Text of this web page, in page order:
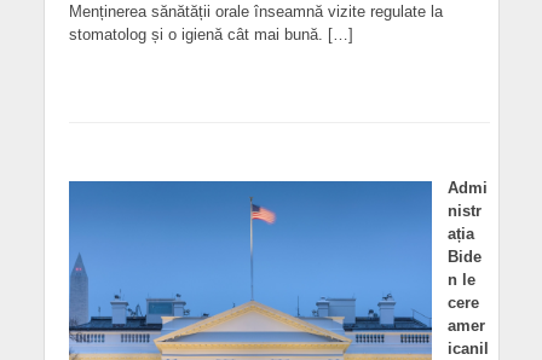
Menținerea sănătății orale înseamnă vizite regulate la
stomatolog și o igienă cât mai bună. […]
Admi
nistr
ația
Bide
n le
cere
amer
icanil